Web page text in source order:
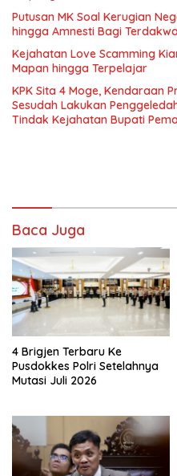
Putusan MK Soal Kerugian
hingga Amnesti Bagi
Kejahatan Love Scamming
Mapan hingga Terpelajar
KPK Sita 4 Moge, Kendaraan
Sesudah Lakukan
Tindak Kejahatan Bupati
Baca Juga
4 Brigjen Terbaru Ke
Pusdokkes Polri Setelahnya
Mutasi Juli 2026